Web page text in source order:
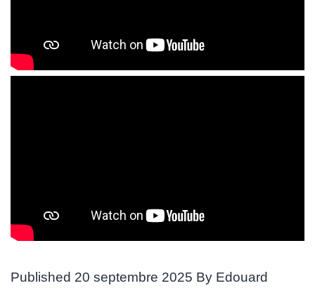
Published 20 septembre 2025 By Edouard